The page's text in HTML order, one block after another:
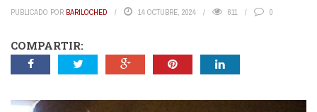
PUBLICADO POR BARILOCHED 14 OCTUBRE, 2024 611 0
COMPARTIR: